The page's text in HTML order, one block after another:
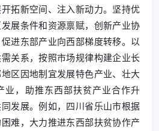
拓新空间、注入新动力。坚持优
展条件和资源禀赋，创新产业协
进东部产业向西部梯度转移。以
关系，按照市场规律构建企业长
区因地制宜发展特色产业、壮大
业，助推东西部扶贫产业合作升
发展。例如，四川省乐山市根据
难，大力推进东西部扶贫协作产